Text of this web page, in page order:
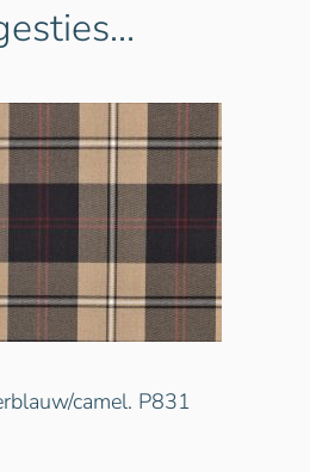
camel. P831